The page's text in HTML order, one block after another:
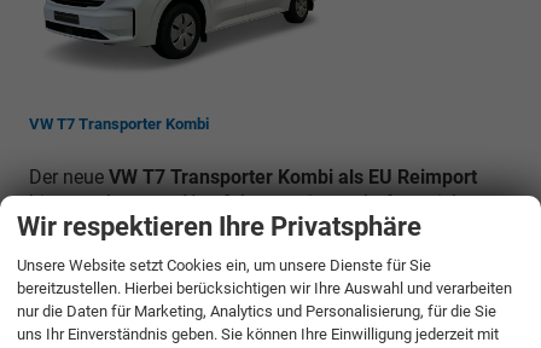
VW T7 Transporter Kombi
Der neue VW T7 Transporter Kombi als EU Reimport
bietet verbesserte Nutzfahrzeugeigenschaften, viele neue
Features, mehr Ladevolumen, Fahrkomfort und noch
ist genau das, was Sie als Profi im Arbeitsalltag
brauchen.
Wir respektieren Ihre Privatsphäre
Unsere Website setzt Cookies ein, um unsere Dienste für Sie
bereitzustellen. Hierbei berücksichtigen wir Ihre Auswahl und verarbeiten
nur die Daten für Marketing, Analytics und Personalisierung, für die Sie
uns Ihr Einverständnis geben. Sie können Ihre Einwilligung jederzeit mit